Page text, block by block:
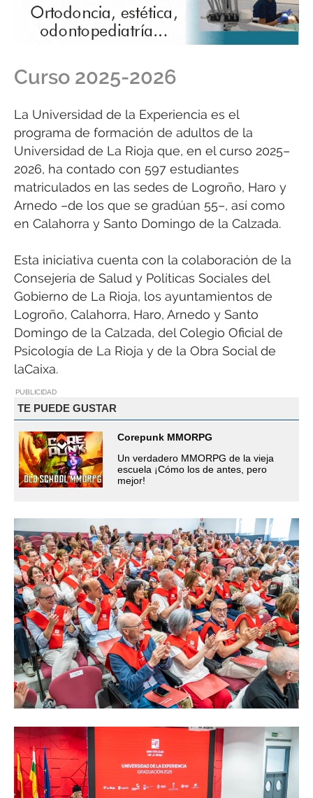
Curso 2025-2026
La Universidad de la Experiencia es el
programa de formación de adultos de la
Universidad de La Rioja que, en el curso 2025–
2026, ha contado con 597 estudiantes
matriculados en las sedes de Logroño, Haro y
Arnedo –de los que se gradúan 55–, así como
en Calahorra y Santo Domingo de la Calzada.
Esta iniciativa cuenta con la colaboración de la
Consejería de Salud y Políticas Sociales del
Gobierno de La Rioja, los ayuntamientos de
Logroño, Calahorra, Haro, Arnedo y Santo
Domingo de la Calzada, del Colegio Oficial de
Psicología de La Rioja y de la Obra Social de
laCaixa.
PUBLICIDAD
TE PUEDE GUSTAR
Corepunk MMORPG
Un verdadero MMORPG de la vieja
escuela ¡Cómo los de antes, pero
mejor!